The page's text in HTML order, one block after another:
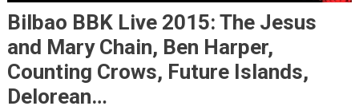
Bilbao BBK Live 2015: The Jesus
and Mary Chain, Ben Harper,
Counting Crows, Future Islands,
Delorean…